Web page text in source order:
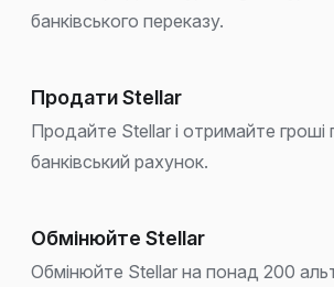
банківського переказу.
Продати Stellar
Продайте Stellar і отримайте гроші
банківський рахунок.
Обмінюйте Stellar
Обмінюйте Stellar на понад 200